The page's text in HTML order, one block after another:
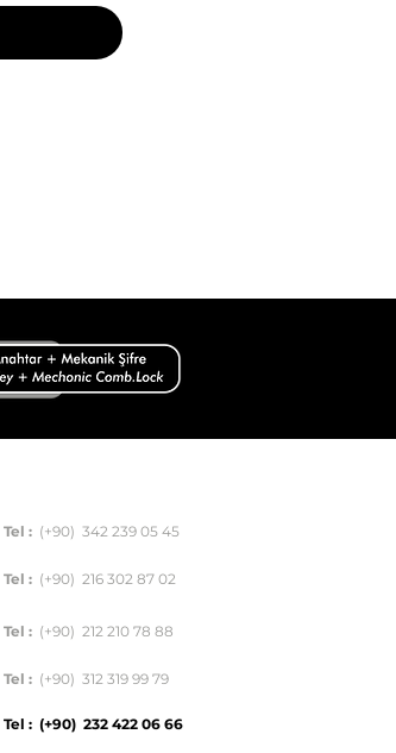
Tel : (+90) 342 239 05 45
Tel : (+90) 216 302 87 02
Tel : (+90) 212 210 78 88
Tel : (+90) 312 319 99 79
Tel : (+90) 232 422 06 66